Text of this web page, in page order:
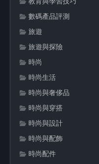
數碼產品評測
旅遊
旅遊與探險
時尚
時尚生活
時尚與奢侈品
時尚與穿搭
時尚與設計
時尚與配飾
時尚配件